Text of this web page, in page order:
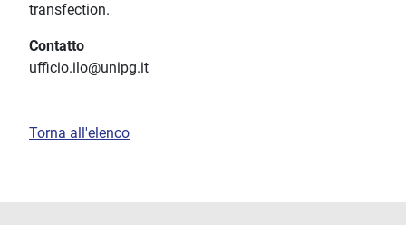
transfection.
Contatto
ufficio.ilo@unipg.it
Torna all'elenco